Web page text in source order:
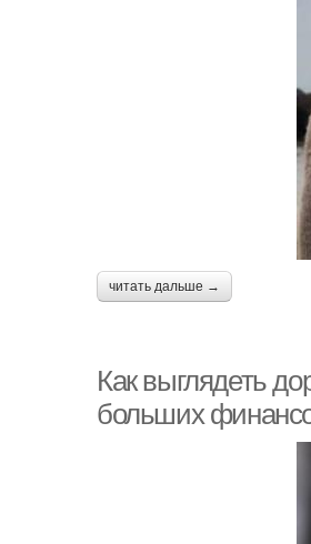
читать дальше →
Как выглядеть
больших